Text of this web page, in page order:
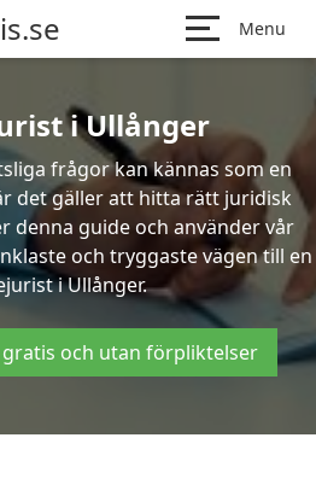
Menu
i Ullånger
frågor kan kännas som en
det gäller att hitta rätt juridisk
denna guide och använder vår
och tryggaste vägen till en
i Ullånger.
gratis och utan förpliktelser